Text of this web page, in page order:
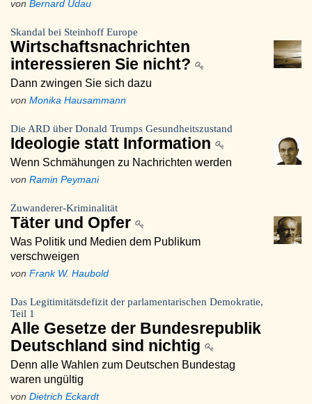
von Bernard Udau
Skandal bei Steinhoff Europe
Wirtschaftsnachrichten
interessieren Sie nicht?
Dann zwingen Sie sich dazu
von Monika Hausammann
Die ARD über Donald Trumps Gesundheitszustand
Ideologie statt Information
Wenn Schmähungen zu Nachrichten werden
von Ramin Peymani
Zuwanderer-Kriminalität
Täter und Opfer
Was Politik und Medien dem Publikum
verschweigen
von Frank W. Haubold
Das Legitimitätsdefizit der parlamentarischen Demokratie,
Teil 1
Alle Gesetze der Bundesrepublik
Deutschland sind nichtig
Denn alle Wahlen zum Deutschen Bundestag
waren ungültig
von Dietrich Eckardt